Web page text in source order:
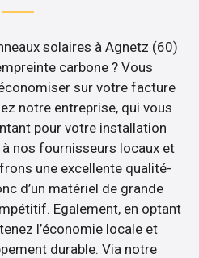
solaires à Agnetz (60)
carbone ? Vous
sur votre facture
notre entreprise, qui vous
pour votre installation
nos fournisseurs locaux et
une excellente qualité-
d’un matériel de grande
Egalement, en optant
l’économie locale et
durable. Via notre